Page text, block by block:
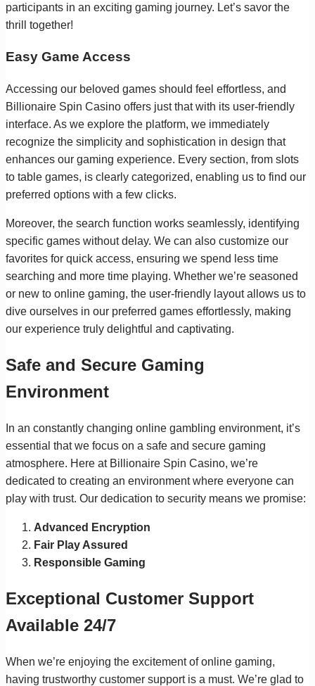
participants in an exciting gaming journey. Let’s savor the
thrill together!
Easy Game Access
Accessing our beloved games should feel effortless, and
Billionaire Spin Casino offers just that with its user-friendly
interface. As we explore the platform, we immediately
recognize the simplicity and sophistication in design that
enhances our gaming experience. Every section, from slots
to table games, is clearly categorized, enabling us to find our
preferred options with a few clicks.
Moreover, the search function works seamlessly, identifying
specific games without delay. We can also customize our
favorites for quick access, ensuring we spend less time
searching and more time playing. Whether we’re seasoned
or new to online gaming, the user-friendly layout allows us to
dive ourselves in our preferred games effortlessly, making
our experience truly delightful and captivating.
Safe and Secure Gaming
Environment
In an constantly changing online gambling environment, it’s
essential that we focus on a safe and secure gaming
atmosphere. Here at Billionaire Spin Casino, we’re
dedicated to creating an environment where everyone can
play with trust. Our dedication to security means we promise:
Advanced Encryption
Fair Play Assured
Responsible Gaming
Exceptional Customer Support
Available 24/7
When we’re enjoying the excitement of online gaming,
having trustworthy customer support is a must. We’re glad to